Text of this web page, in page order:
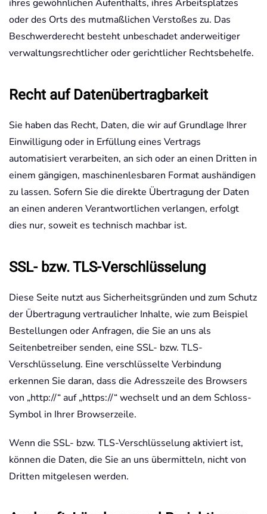
ihres gewöhnlichen Aufenthalts, ihres Arbeitsplatzes
oder des Orts des mutmaßlichen Verstoßes zu. Das
Beschwerderecht besteht unbeschadet anderweitiger
verwaltungsrechtlicher oder gerichtlicher Rechtsbehelfe.
Recht auf Daten­übertrag­barkeit
Sie haben das Recht, Daten, die wir auf Grundlage Ihrer
Einwilligung oder in Erfüllung eines Vertrags
automatisiert verarbeiten, an sich oder an einen Dritten in
einem gängigen, maschinenlesbaren Format aushändigen
zu lassen. Sofern Sie die direkte Übertragung der Daten
an einen anderen Verantwortlichen verlangen, erfolgt
dies nur, soweit es technisch machbar ist.
SSL- bzw. TLS-Verschlüsselung
Diese Seite nutzt aus Sicherheitsgründen und zum Schutz
der Übertragung vertraulicher Inhalte, wie zum Beispiel
Bestellungen oder Anfragen, die Sie an uns als
Seitenbetreiber senden, eine SSL- bzw. TLS-
Verschlüsselung. Eine verschlüsselte Verbindung
erkennen Sie daran, dass die Adresszeile des Browsers
von „http://“ auf „https://“ wechselt und an dem Schloss-
Symbol in Ihrer Browserzeile.
Wenn die SSL- bzw. TLS-Verschlüsselung aktiviert ist,
können die Daten, die Sie an uns übermitteln, nicht von
Dritten mitgelesen werden.